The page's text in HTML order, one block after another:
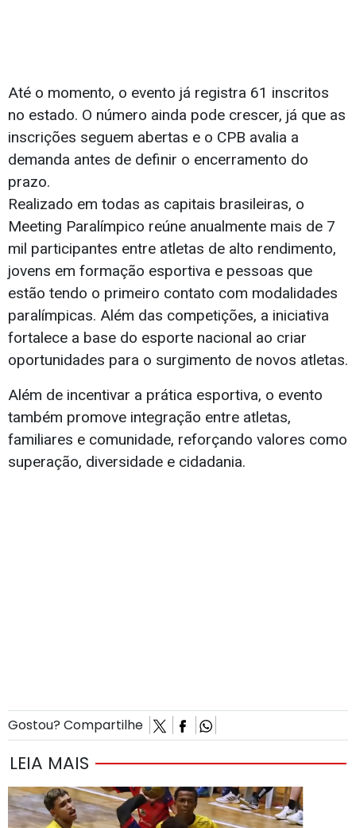
Até o momento, o evento já registra 61 inscritos
no estado. O número ainda pode crescer, já que as
inscrições seguem abertas e o CPB avalia a
demanda antes de definir o encerramento do
prazo.
Realizado em todas as capitais brasileiras, o
Meeting Paralímpico reúne anualmente mais de 7
mil participantes entre atletas de alto rendimento,
jovens em formação esportiva e pessoas que
estão tendo o primeiro contato com modalidades
paralímpicas. Além das competições, a iniciativa
fortalece a base do esporte nacional ao criar
oportunidades para o surgimento de novos atletas.
Além de incentivar a prática esportiva, o evento
também promove integração entre atletas,
familiares e comunidade, reforçando valores como
superação, diversidade e cidadania.
Gostou? Compartilhe
LEIA MAIS